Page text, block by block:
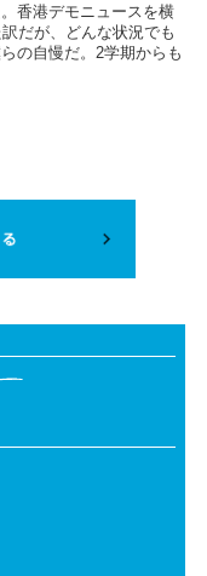
香港デモニュースを横
だが、どんな状況でも
の自慢だ。2学期からも